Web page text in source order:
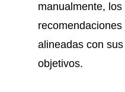
manualmente,
alineadas con
objetivos.